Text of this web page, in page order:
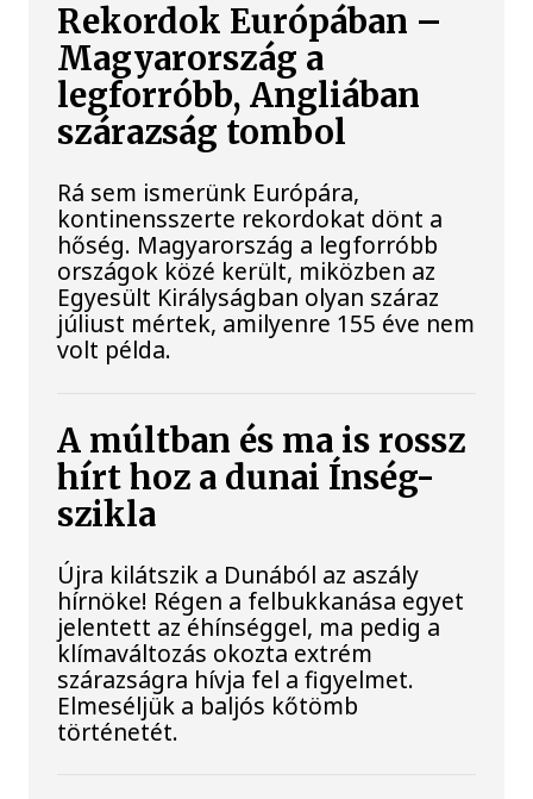
Rekordok Európában –
Magyarország a
legforróbb, Angliában
szárazság tombol
Rá sem ismerünk Európára,
kontinensszerte rekordokat dönt a
hőség. Magyarország a legforróbb
országok közé került, miközben az
Egyesült Királyságban olyan száraz
júliust mértek, amilyenre 155 éve nem
volt példa.
A múltban és ma is rossz
hírt hoz a dunai Ínség-
szikla
Újra kilátszik a Dunából az aszály
hírnöke! Régen a felbukkanása egyet
jelentett az éhínséggel, ma pedig a
klímaváltozás okozta extrém
szárazságra hívja fel a figyelmet.
Elmeséljük a baljós kőtömb
történetét.